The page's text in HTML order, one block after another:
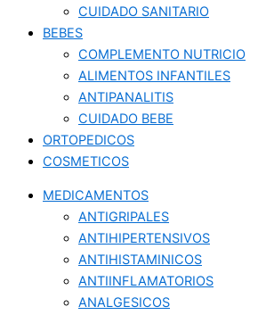
CUIDADO SANITARIO
BEBES
COMPLEMENTO NUTRICIO
ALIMENTOS INFANTILES
ANTIPANALITIS
CUIDADO BEBE
ORTOPEDICOS
COSMETICOS
MEDICAMENTOS
ANTIGRIPALES
ANTIHIPERTENSIVOS
ANTIHISTAMINICOS
ANTIINFLAMATORIOS
ANALGESICOS